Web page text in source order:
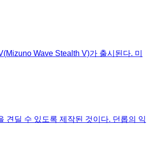
Wave Stealth V)가 출시된다. 미
견딜 수 있도록 제작된 것이다. 던롭의 익